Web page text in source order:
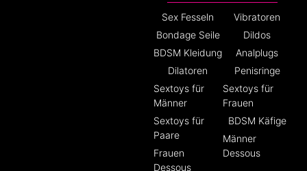
Sex Fesseln
Bondage Seile
BDSM Kleidung
Dilatoren
Sextoys für
Männer
Sextoys für
Paare
Frauen
Dessous
Vibratoren
Dildos
Analplugs
Penisringe
Sextoys für
Frauen
BDSM Käfige
Männer
Dessous